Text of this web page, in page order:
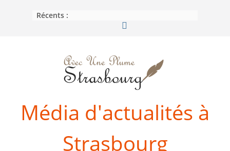
Récents :
Média d'actualités à
Strasbourg